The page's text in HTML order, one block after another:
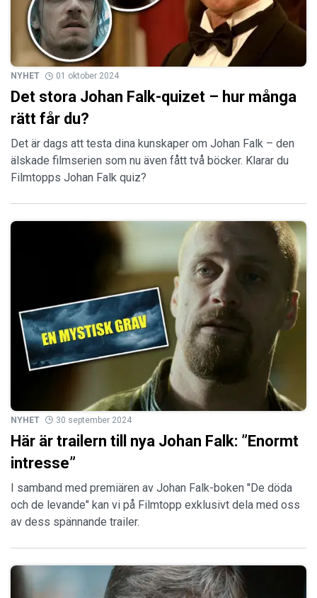
NYHET 01 oktober 2024
Det stora Johan Falk-quizet – hur många
rätt får du?
Det är dags att testa dina kunskaper om Johan Falk – den
älskade filmserien som nu även fått två böcker. Klarar du
Filmtopps Johan Falk quiz?
NYHET 30 september 2024
Här är trailern till nya Johan Falk: ”Enormt
intresse”
I samband med premiären av Johan Falk-boken "De döda
och de levande" kan vi på Filmtopp exklusivt dela med oss
av dess spännande trailer.